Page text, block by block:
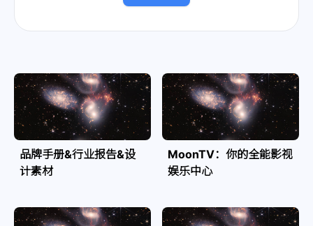
品牌手册&行业报告&设
计素材
MoonTV：你的全能影视
娱乐中心